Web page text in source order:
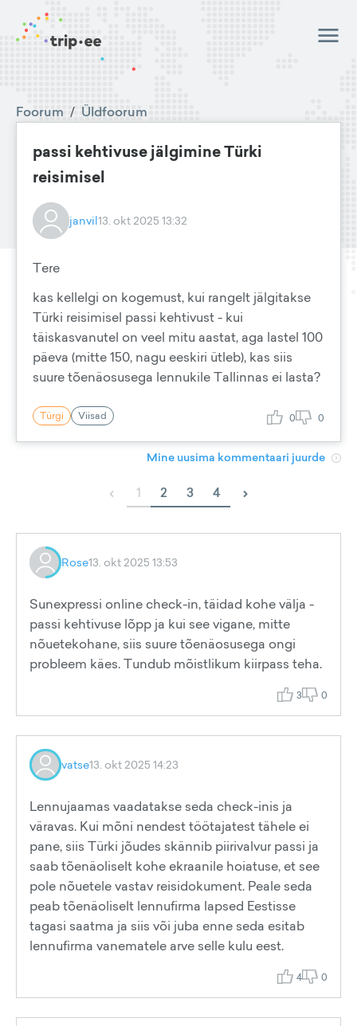
Foorum / Üldfoorum
passi kehtivuse jälgimine Türki
reisimisel
janvil13. okt 2025 13:32
Tere
kas kellelgi on kogemust, kui rangelt jälgitakse
Türki reisimisel passi kehtivust - kui
täiskasvanutel on veel mitu aastat, aga lastel 100
päeva (mitte 150, nagu eeskiri ütleb), kas siis
suure tõenäosusega lennukile Tallinnas ei lasta?
Türgi Viisad 0 0
Mine uusima kommentaari juurde
‹ 1 2 3 4 ›
Rose13. okt 2025 13:53
Sunexpressi online check-in, täidad kohe välja -
passi kehtivuse lõpp ja kui see vigane, mitte
nõuetekohane, siis suure tõenäosusega ongi
probleem käes. Tundub mõistlikum kiirpass teha.
3 0
vatse13. okt 2025 14:23
Lennujaamas vaadatakse seda check-inis ja
väravas. Kui mõni nendest töötajatest tähele ei
pane, siis Türki jõudes skännib piirivalvur passi ja
saab tõenäoliselt kohe ekraanile hoiatuse, et see
pole nõuetele vastav reisidokument. Peale seda
peab tõenäoliselt lennufirma lapsed Eestisse
tagasi saatma ja siis või juba enne seda esitab
lennufirma vanematele arve selle kulu eest.
4 0